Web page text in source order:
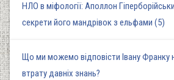
НЛО в міфології: Аполлон
секрети його мандрівок з ельфами (5)
Що ми можемо відповісти Івану Франку
втрату давніх знань?